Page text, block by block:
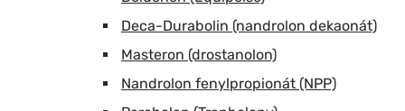
Deca-Durabolin (nandrolon dekaonát)
Masteron (drostanolon)
Nandrolon fenylpropionát (NPP)